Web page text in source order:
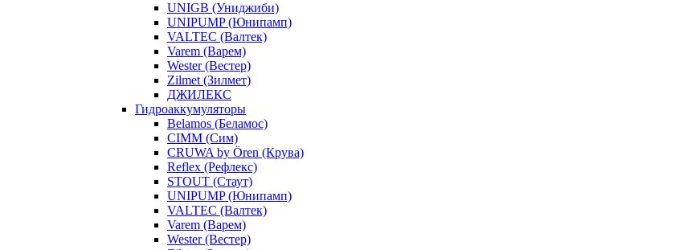
UNIGB (Униджиби)
UNIPUMP (Юнипамп)
VALTEC (Валтек)
Varem (Варем)
Wester (Вестер)
Zilmet (Зилмет)
ДЖИЛЕКС
Гидроаккумуляторы
Belamos (Беламос)
CIMM (Сим)
CRUWA by Ören (Крува)
Reflex (Рефлекс)
STOUT (Стаут)
UNIPUMP (Юнипамп)
VALTEC (Валтек)
Varem (Варем)
Wester (Вестер)